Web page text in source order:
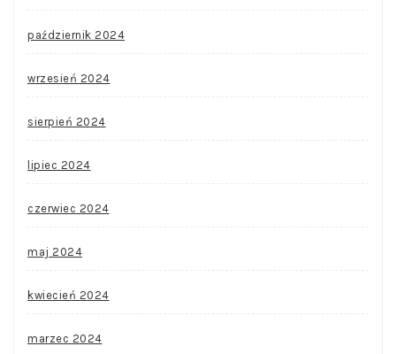
październik 2024
wrzesień 2024
sierpień 2024
lipiec 2024
czerwiec 2024
maj 2024
kwiecień 2024
marzec 2024